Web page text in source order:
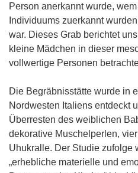
Person anerkannt wurde,
Individuums zuerkannt
war. Dieses Grab berichtet
kleine Mädchen in dieser
vollwertige Personen
Die Begräbnisstätte wurde in
Nordwesten Italiens entdeckt
Überresten des weiblichen
dekorative Muschelperlen,
Uhukralle. Der Studie zufolge
„erhebliche materielle und